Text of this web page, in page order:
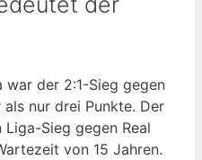
war der 2:1-Sieg gegen
nur drei Punkte. Der
Sieg gegen Real
von 15 Jahren.